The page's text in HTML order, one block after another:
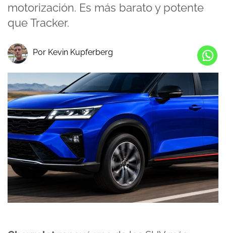
motorización. Es más barato y potente
que Tracker.
Por Kevin Kupferberg